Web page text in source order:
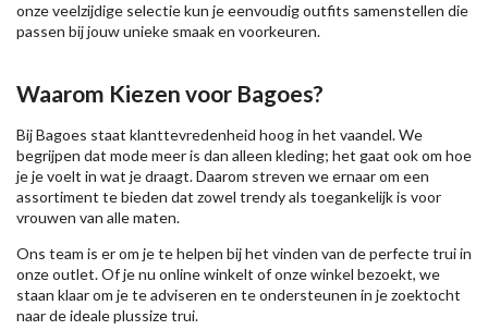
onze veelzijdige selectie kun je eenvoudig outfits samenstellen die
passen bij jouw unieke smaak en voorkeuren.
Waarom Kiezen voor Bagoes?
Bij Bagoes staat klanttevredenheid hoog in het vaandel. We
begrijpen dat mode meer is dan alleen kleding; het gaat ook om hoe
je je voelt in wat je draagt. Daarom streven we ernaar om een
assortiment te bieden dat zowel trendy als toegankelijk is voor
vrouwen van alle maten.
Ons team is er om je te helpen bij het vinden van de perfecte trui in
onze outlet. Of je nu online winkelt of onze winkel bezoekt, we
staan klaar om je te adviseren en te ondersteunen in je zoektocht
naar de ideale plussize trui.